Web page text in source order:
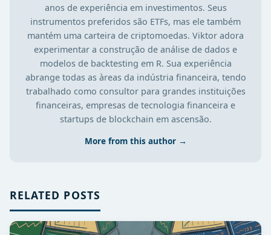
anos de experiência em investimentos. Seus
instrumentos preferidos são ETFs, mas ele também
mantém uma carteira de criptomoedas. Viktor adora
experimentar a construção de análise de dados e
modelos de backtesting em R. Sua experiência
abrange todas as àreas da indústria financeira, tendo
trabalhado como consultor para grandes instituições
financeiras, empresas de tecnologia financeira e
startups de blockchain em ascensão.
More from this author →
RELATED POSTS